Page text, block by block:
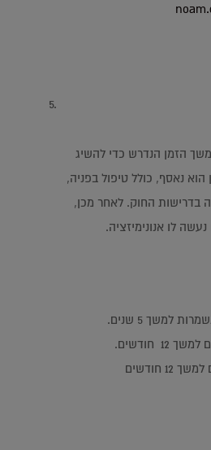
הזמן הנדרש כדי להשיג
נאסף, כולל טיפול בפניה,
בדרישות החוק. לאחר מכן,
לו אנונימיזציה.
למשך 5 שנים.
חודשים.
חודשים